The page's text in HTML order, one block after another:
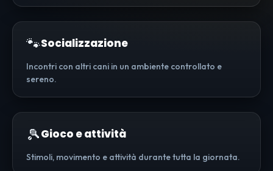
🐾Socializzazione
Incontri con altri cani in un ambiente controllato e
sereno.
🎾Gioco e attività
Stimoli, movimento e attività durante tutta la giornata.